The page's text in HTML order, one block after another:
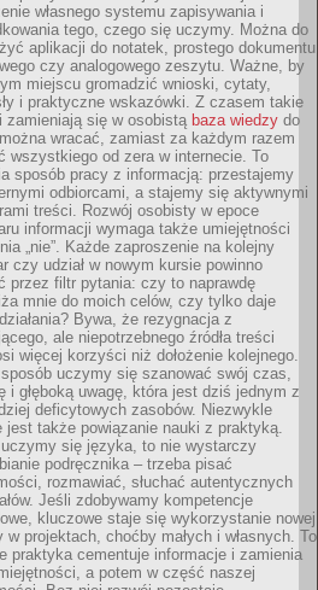
własnego systemu zapisywania i
tego, czego się uczymy. Można do
aplikacji do notatek, prostego dokumentu
czy analogowego zeszytu. Ważne, by
miejscu gromadzić wnioski, cytaty,
i praktyczne wskazówki. Z czasem takie
zamieniają się w osobistą baza wiedzy do
wracać, zamiast za każdym razem
wszystkiego od zera w internecie. To
sposób pracy z informacją: przestajemy
odbiorcami, a stajemy się aktywnymi
treści. Rozwój osobisty w epoce
informacji wymaga także umiejętności
„nie”. Każde zaproszenie na kolejny
czy udział w nowym kursie powinno
przez filtr pytania: czy to naprawdę
mnie do moich celów, czy tylko daje
Bywa, że rezygnacja z
ale niepotrzebnego źródła treści
więcej korzyści niż dołożenie kolejnego.
uczymy się szanować swój czas,
i głęboką uwagę, która jest dziś jednym z
deficytowych zasobów. Niezwykle
jest także powiązanie nauki z praktyką.
się języka, to nie wystarczy
podręcznika – trzeba pisać
rozmawiać, słuchać autentycznych
Jeśli zdobywamy kompetencje
kluczowe staje się wykorzystanie nowej
w projektach, choćby małych i własnych. To
praktyka cementuje informacje i zamienia
a potem w część naszej